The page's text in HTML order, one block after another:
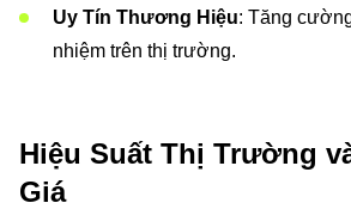
Uy Tín Thương Hiệu: Tăng
nhiệm trên thị trường.
Hiệu Suất Thị Trường
Giá